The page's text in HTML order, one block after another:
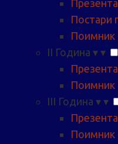
Постари
Поимник
II Година ▾ ▾
Поимник
III Година ▾ ▾
Поимник